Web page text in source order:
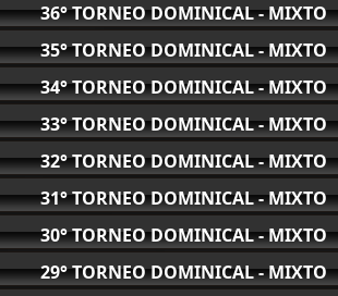
36° TORNEO DOMINICAL - MIXTO
35° TORNEO DOMINICAL - MIXTO
34° TORNEO DOMINICAL - MIXTO
33° TORNEO DOMINICAL - MIXTO
32° TORNEO DOMINICAL - MIXTO
31° TORNEO DOMINICAL - MIXTO
30° TORNEO DOMINICAL - MIXTO
29° TORNEO DOMINICAL - MIXTO